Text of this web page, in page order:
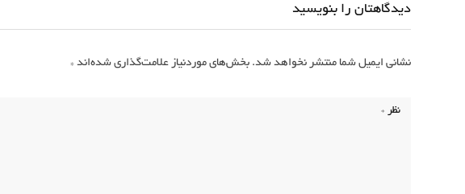
دیدگاهتان را بنویسید
نشانی ایمیل شما منتشر نخواهد شد. بخش‌های موردنیاز علامت‌گذاری شده‌اند *